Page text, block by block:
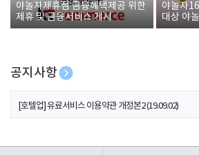
야놀자제휴점 금융혜택제공 위한
제휴 및 금융서비스 게시
야놀자
대상 야
폰 증정
공지사항
[호텔업] 개인정보 처리방침 개정본1 (19.09.02)
[호텔업] 유료서비스 이용약관 개정본2 (19.09.02)